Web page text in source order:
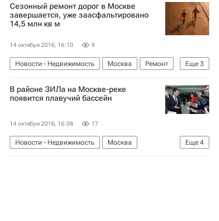
Сезонный ремонт дорог в Москве
завершается, уже заасфальтировано
14,5 млн кв м
14 октября 2016, 16:10 9
Еще3
Новости - Недвижимость Москва
Ремонт
Дороги
Инфраструктура Россия
В районе ЗИЛа на Москве-реке
появится плавучий бассейн
14 октября 2016, 16:08 17
Еще4
Новости - Недвижимость
Москва
Сергей Кузнецов
ЗИЛ
Городская среда